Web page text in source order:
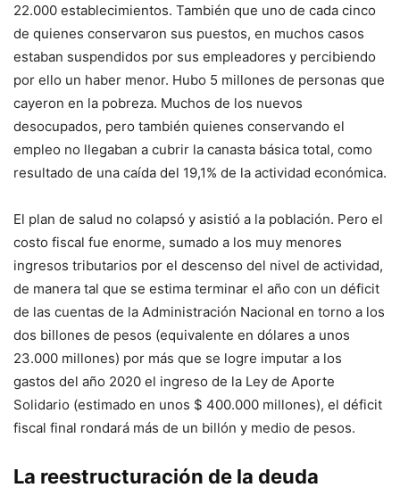
22.000 establecimientos. También que uno de cada cinco
de quienes conservaron sus puestos, en muchos casos
estaban suspendidos por sus empleadores y percibiendo
por ello un haber menor. Hubo 5 millones de personas que
cayeron en la pobreza. Muchos de los nuevos
desocupados, pero también quienes conservando el
empleo no llegaban a cubrir la canasta básica total, como
resultado de una caída del 19,1% de la actividad económica.
El plan de salud no colapsó y asistió a la población. Pero el
costo fiscal fue enorme, sumado a los muy menores
ingresos tributarios por el descenso del nivel de actividad,
de manera tal que se estima terminar el año con un déficit
de las cuentas de la Administración Nacional en torno a los
dos billones de pesos (equivalente en dólares a unos
23.000 millones) por más que se logre imputar a los
gastos del año 2020 el ingreso de la Ley de Aporte
Solidario (estimado en unos $ 400.000 millones), el déficit
fiscal final rondará más de un billón y medio de pesos.
La reestructuración de la deuda